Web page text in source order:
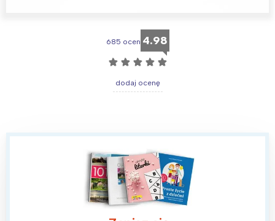
685 ocen 4.98
☆ ☆ ☆ ☆ ☆
dodaj ocenę